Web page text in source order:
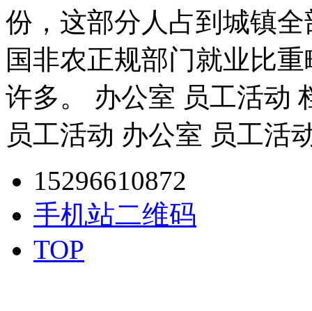
份，这部分人占到城镇
国非农正规部门就业比
许多。 办公室 员工活动
员工活动 办公室 员工活
15296610872
手机站二维码
TOP